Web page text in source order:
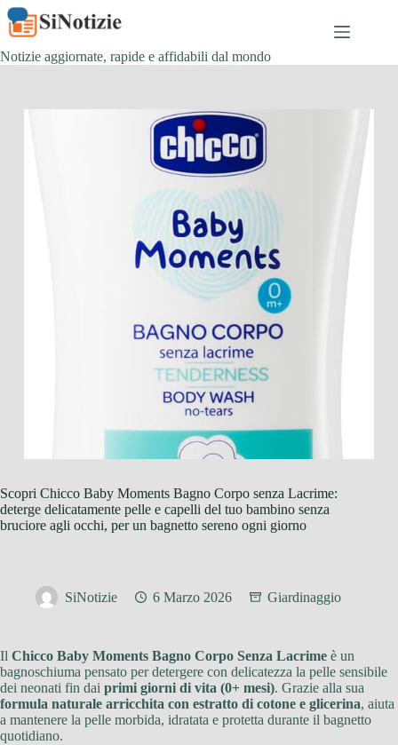
Salta
al
contenuto
Notizie aggiornate, rapide e affidabili dal mondo
Scopri Chicco Baby Moments Bagno Corpo senza Lacrime:
deterge delicatamente pelle e capelli del tuo bambino senza
bruciore agli occhi, per un bagnetto sereno ogni giorno
SiNotizie 6 Marzo 2026 Giardinaggio
Il Chicco Baby Moments Bagno Corpo Senza Lacrime è un
bagnoschiuma pensato per detergere con delicatezza la pelle sensibile
dei neonati fin dai primi giorni di vita (0+ mesi). Grazie alla sua
formula naturale arricchita con estratto di cotone e glicerina, aiuta
a mantenere la pelle morbida, idratata e protetta durante il bagnetto
quotidiano.